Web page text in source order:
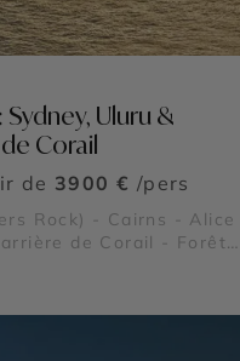
Uluru &
Corail
de 3900 € /pers
Rock) - Cairns - Alice
de Corail - Forêt